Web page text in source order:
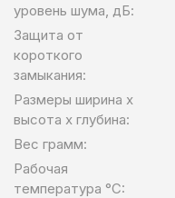
уровень шума, дБ:
Защита от
короткого
замыкания:
Размеры ширина x
высота x глубина:
Вес грамм:
Рабочая
температура °C: